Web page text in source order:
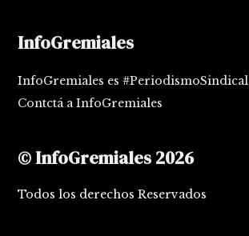
InfoGremiales
InfoGremiales es #PeriodismoSindical
Contctá a InfoGremiales
© InfoGremiales 2026
Todos los derechos Reservados